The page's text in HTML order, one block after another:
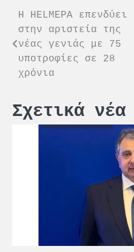
Πλοήγηση
άρθρων
Η HELMEPA επενδύει
στην αριστεία της
νέας γενιάς με 75
υποτροφίες σε 28
χρόνια
Σχετικά νέα